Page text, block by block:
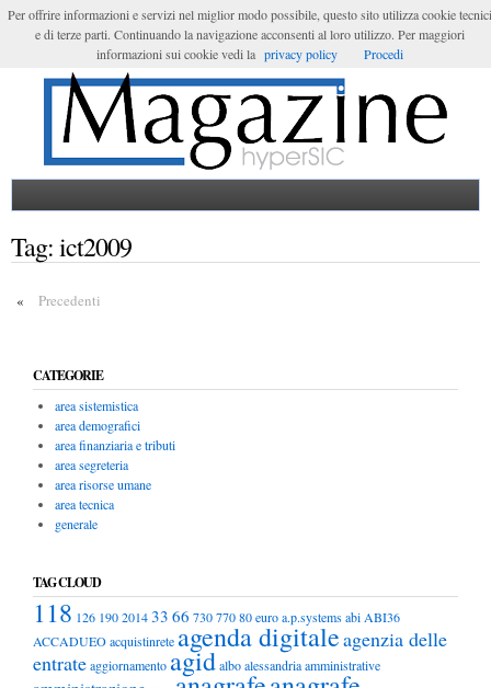
Login
Tag:ict2009
« Precedenti
CATEGORIE
area sistemistica
area demografici
area finanziaria e tributi
area segreteria
area risorse umane
area tecnica
generale
TAG CLOUD
118 126 190201433 66 73077080 euroa.p.systemsabi ABI36
ACCADUEOacquistinrete agenda digitaleagenzia delle
entrateaggiornamento agidalboalessandriaamministrative
Per offrire informazioni e servizi nel miglior modo possibile, questo sito utilizza cookie tecnici
e di terze parti. Continuando la navigazione acconsenti al loro utilizzo. Per maggiori
informazioni sui cookie vedi la privacy policy Procedi